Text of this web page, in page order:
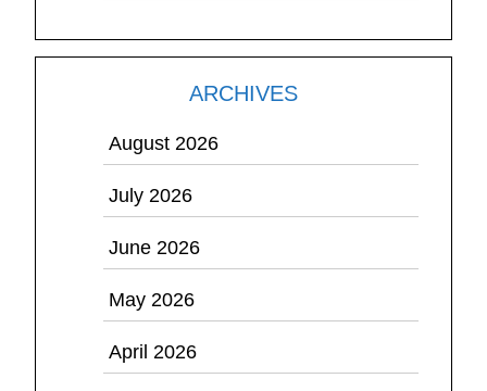
ARCHIVES
August 2026
July 2026
June 2026
May 2026
April 2026